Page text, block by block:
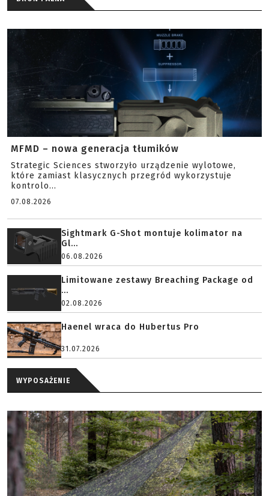
MFMD – nowa generacja tłumików
Strategic Sciences stworzyło urządzenie wylotowe,
które zamiast klasycznych przegród wykorzystuje
kontrolo...
07.08.2026
Sightmark G-Shot montuje kolimator na
Gl...
06.08.2026
Limitowane zestawy Breaching Package od
...
02.08.2026
Haenel wraca do Hubertus Pro
31.07.2026
WYPOSAŻENIE